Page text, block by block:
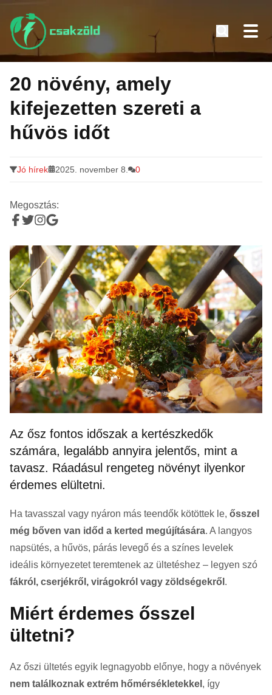
Tovább
tartalomra
20 növény, amely
kifejezetten szereti a
hűvös időt
Jó hírek 2025. november 8. 0
Megosztás:
Az ősz fontos időszak a kertészkedők
számára, legalább annyira jelentős, mint a
tavasz. Ráadásul rengeteg növényt ilyenkor
érdemes elültetni.
Ha tavasszal vagy nyáron más teendők kötöttek le, ősszel
még bőven van időd a kerted megújítására. A langyos
napsütés, a hűvös, párás levegő és a színes levelek
ideális környezetet teremtenek az ültetéshez – legyen szó
fákról, cserjékről, virágokról vagy zöldségekről .
Miért érdemes ősszel
ültetni?
Az őszi ültetés egyik legnagyobb előnye, hogy a növények
nem találkoznak extrém hőmérsékletekkel , így